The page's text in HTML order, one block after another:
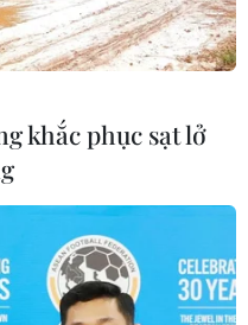
quan hệ Mỹ với Nga
càng xấu đi, song ông
thể gây trở ngại cho
khắc phục sạt lở